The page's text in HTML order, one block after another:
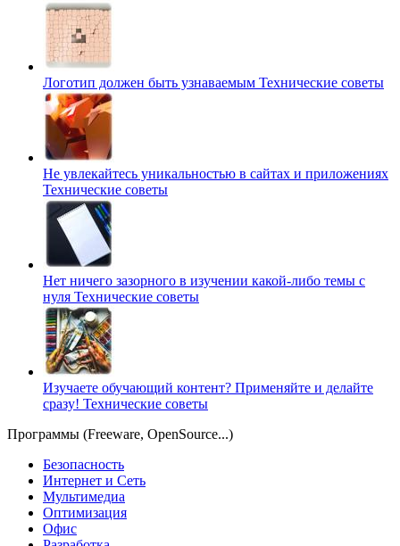
Логотип должен быть узнаваемым Технические советы
Не увлекайтесь уникальностью в сайтах и приложениях
Технические советы
Нет ничего зазорного в изучении какой-либо темы с
нуля Технические советы
Изучаете обучающий контент? Применяйте и делайте
сразу! Технические советы
Программы (Freeware, OpenSource...)
Безопасность
Интернет и Сеть
Мультимедиа
Оптимизация
Офис